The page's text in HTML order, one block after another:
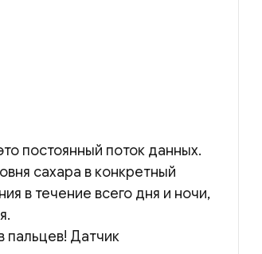
постоянный поток данных.
сахара в конкретный
в течение всего дня и ночи,
пальцев! Датчик